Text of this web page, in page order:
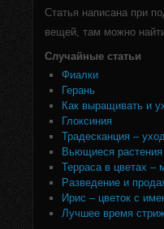
Статья написана при
вещей, там можно
Случайные статьи
Фиалки
Герань
Как выращивать и
Глоксиния
Традесканция –
Вьющиеся
Терраса в цветах –
Разведение и
Ирис – цветок с
Лучшее время